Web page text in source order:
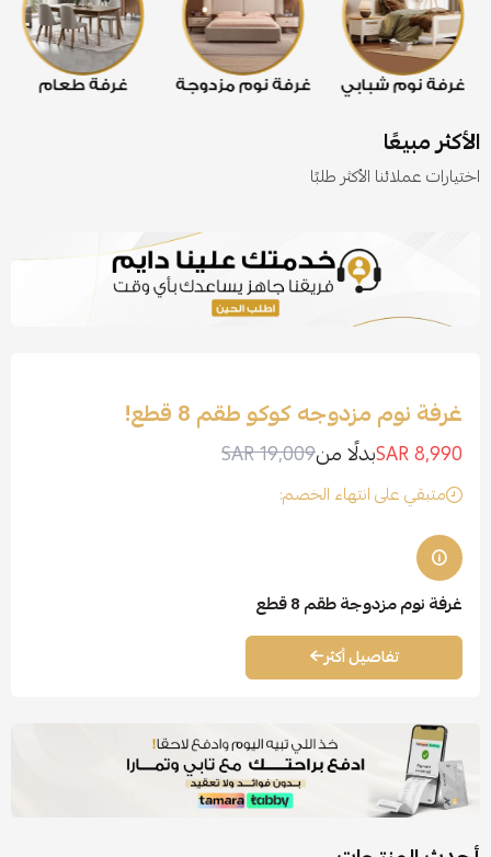
الأكثر مبيعًا
اختيارات عملائنا الأكثر طلبًا
غرفة نوم مزدوجه كوكو طقم 8 قطع!
8,990 SAR بدلًا من19,009 SAR
متبقي على انتهاء الخصم:
غرفة نوم مزدوجة طقم 8 قطع
تفاصيل أكثر